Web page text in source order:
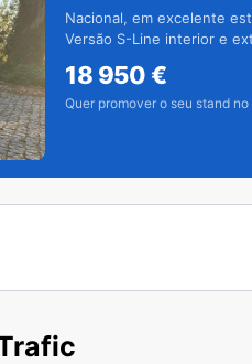
Nacional, em excelente
Versão S-Line interior e
18 950€
Quer promover o seu stand